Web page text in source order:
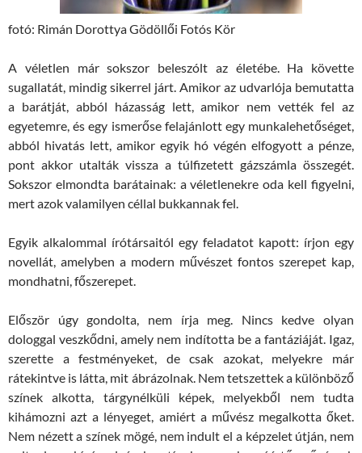
fotó: Rimán Dorottya Gödöllői Fotós Kör
A véletlen már sokszor beleszólt az életébe. Ha követte
sugallatát, mindig sikerrel járt. Amikor az udvarlója bemutatta
a barátját, abból házasság lett, amikor nem vették fel az
egyetemre, és egy ismerőse felajánlott egy munkalehetőséget,
abból hivatás lett, amikor egyik hó végén elfogyott a pénze,
pont akkor utalták vissza a túlfizetett gázszámla összegét.
Sokszor elmondta barátainak: a véletlenekre oda kell figyelni,
mert azok valamilyen céllal bukkannak fel.
Egyik alkalommal írótársaitól egy feladatot kapott: írjon egy
novellát, amelyben a modern művészet fontos szerepet kap,
mondhatni, főszerepet.
Először úgy gondolta, nem írja meg. Nincs kedve olyan
dologgal veszkődni, amely nem indította be a fantáziáját. Igaz,
szerette a festményeket, de csak azokat, melyekre már
rátekintve is látta, mit ábrázolnak. Nem tetszettek a különböző
színek alkotta, tárgynélküli képek, melyekből nem tudta
kihámozni azt a lényeget, amiért a művész megalkotta őket.
Nem nézett a színek mögé, nem indult el a képzelet útján, nem